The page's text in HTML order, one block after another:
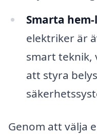
Smarta
elektriker är
smart teknik,
att styra
Genom att välja